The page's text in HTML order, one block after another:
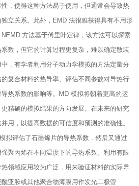
，使得这种方法易于使用，但通常会导致热
立关系。此外，EMD 法很难获得具有不用形
方法基于傅里叶定律，该方法可以探索
数，但它的计算过程更复杂，难以确定散装
，有学者利用分子动力学模拟的方法定量分
复合材料的热导率、评估不同参数对导热行
热系数的影响等。MD 模拟将朝着更高的运
精确的模拟结果的方向发展。在未来的研究
用，以提高数据的可信度和预测的准确性。
拟评估了石墨烯片的导热系数，然后又通过
聚丙烯在不同温度下的导热系数。利用有限
领域应用较为广泛，用来验证材料的实际导
亚胺或其他聚合物薄膜用作发光二极管